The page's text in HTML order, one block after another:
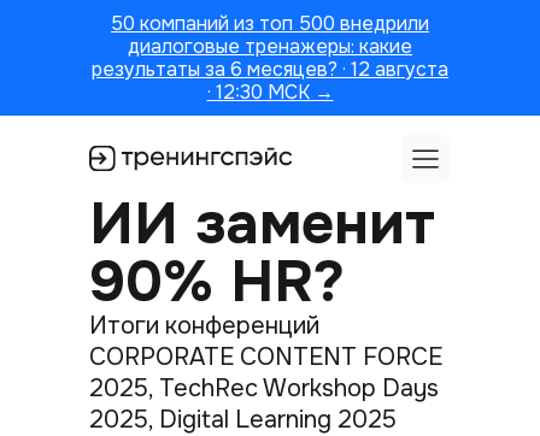
50 компаний из топ 500 внедрили
диалоговые тренажеры: какие
результаты за 6 месяцев? · 12 августа
· 12:30 МСК →
ИИ заменит
90% HR?
Итоги конференций
CORPORATE CONTENT FORCE
2025, TechRec Workshop Days
2025, Digital Learning 2025